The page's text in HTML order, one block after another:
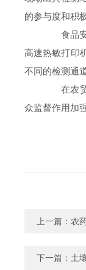
的参与度和积
食品安
高速热敏打印
不同的检测通
在农贸
众监督作用加
上一篇： 农
下一篇： 土